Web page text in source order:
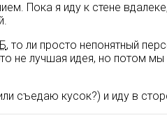
Пока я иду к стене
, то ли просто непонятный
не лучшая идея, но потом
съедаю кусок?) и иду в